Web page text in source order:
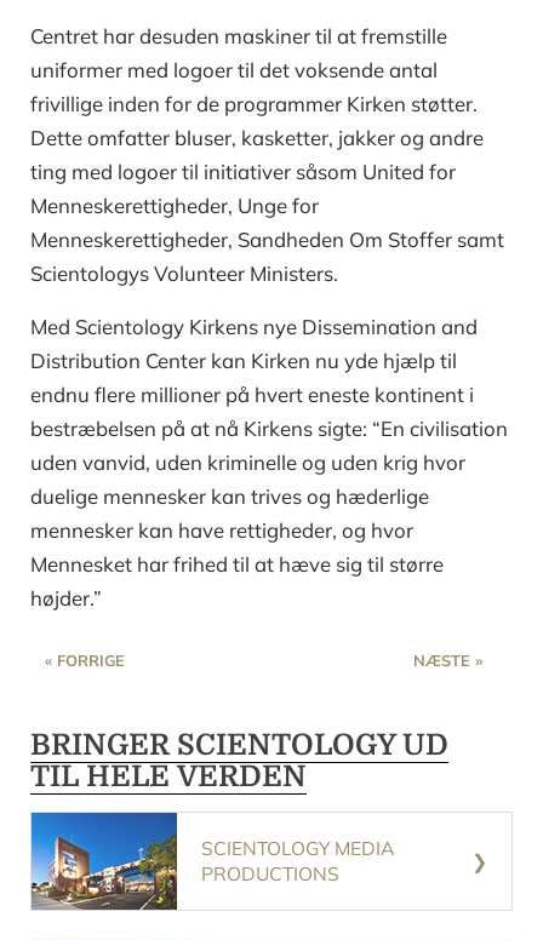
Centret har desuden maskiner til at fremstille
uniformer med logoer til det voksende antal
frivillige inden for de programmer Kirken støtter.
Dette omfatter bluser, kasketter, jakker og andre
ting med logoer til initiativer såsom United for
Menneskerettigheder, Unge for
Menneskerettigheder, Sandheden Om Stoffer samt
Scientologys Volunteer Ministers.
Med Scientology Kirkens nye Dissemination and
Distribution Center kan Kirken nu yde hjælp til
endnu flere millioner på hvert eneste kontinent i
bestræbelsen på at nå Kirkens sigte: “En civilisation
uden vanvid, uden kriminelle og uden krig hvor
duelige mennesker kan trives og hæderlige
mennesker kan have rettigheder, og hvor
Mennesket har frihed til at hæve sig til større
højder.”
« FORRIGE NÆSTE »
BRINGER SCIENTOLOGY UD
TIL HELE VERDEN
SCIENTOLOGY MEDIA
PRODUCTIONS